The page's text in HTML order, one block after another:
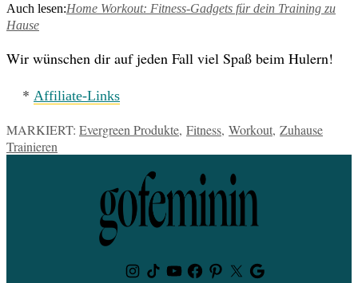
Auch lesen:Home Workout: Fitness-Gadgets für dein Training zu
Hause
Wir wünschen dir auf jeden Fall viel Spaß beim Hulern!
* Affiliate-Links
MARKIERT: Evergreen Produkte, Fitness, Workout, Zuhause
Trainieren
Instagram
TikTokYoutubeFacebook
PinterestTwitterGoogle